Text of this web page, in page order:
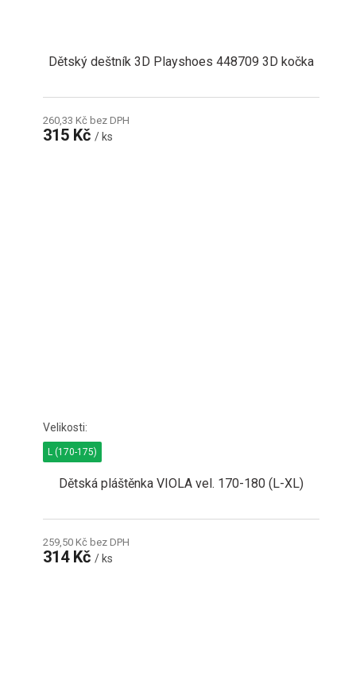
Dětský deštník 3D Playshoes 448709 3D kočka
260,33 Kč bez DPH
315 Kč/ ks
Dětská pláštěnka VIOLA vel. 170-180 (L-XL)
259,50 Kč bez DPH
314 Kč/ ks
L (170-175)